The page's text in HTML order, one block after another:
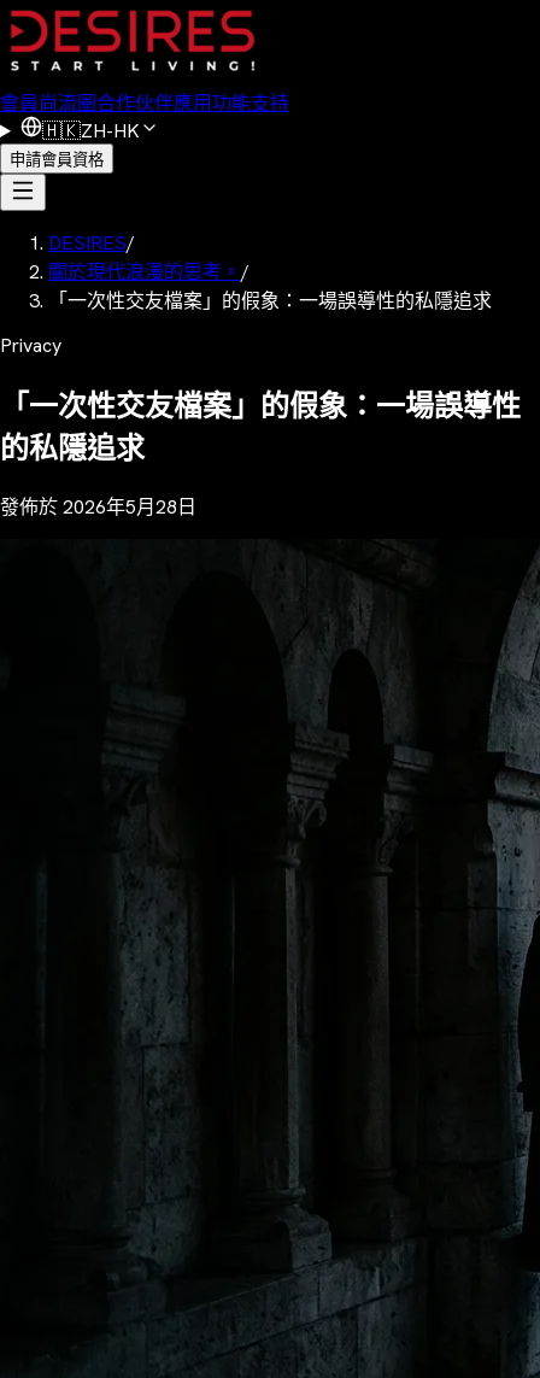
會員尚流圈合作伙伴應用功能支持
🇭🇰ZH-HK
申請會員資格
DESIRES/
關於現代浪漫的思考。 /
「一次性交友檔案」的假象：一場誤導性的私隱追求
Privacy
「一次性交友檔案」的假象：一場誤導性
的私隱追求
發佈於2026年5月28日